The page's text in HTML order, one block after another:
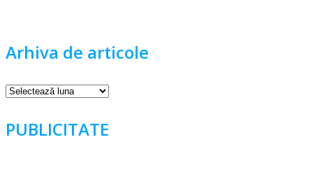
Arhiva de articole
Arhiva
PUBLICITATE